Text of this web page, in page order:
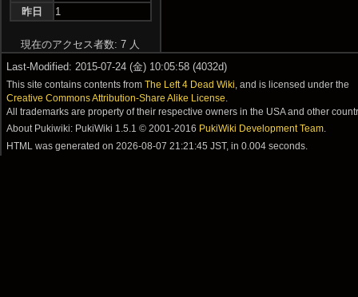
昨日
1
現在のアクセス者数: 7 人
Last-Modified: 2015-07-24 (金) 10:05:58 (4032d)
This site contains contents fromThe Left 4 Dead Wiki , and is licensed under the
Creative Commons Attribution-Share Alike License
All trademarks are property of their respective owners in the USA and other
About Pukiwiki: PukiWiki 1.5.1 © 2001-2016 PukiWiki Development Team.
HTML was generated on2026-08-07 21:21:45 JST , in 0.004 seconds.